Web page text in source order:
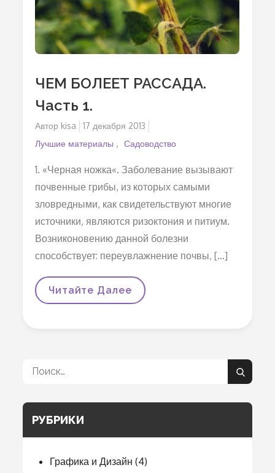
ЧЕМ БОЛЕЕТ РАССАДА.
Часть 1.
Автор kisa
Опубликовано
на
17 декабря 2013
Лучшие материалы
Садоводство
1. «Черная ножка«. Заболевание вызывают
почвенные грибы, из которых самыми
зловредными, как свидетельствуют многие
источники, являются ризоктония и питиум.
Возниконовению данной болезни
способствует: переувлажнение почвы, […]
ЧЕМ
БОЛЕЕТ
Читайте Далее
Поиск:
Поиск
РУБРИКИ
Графика и Дизайн (4)